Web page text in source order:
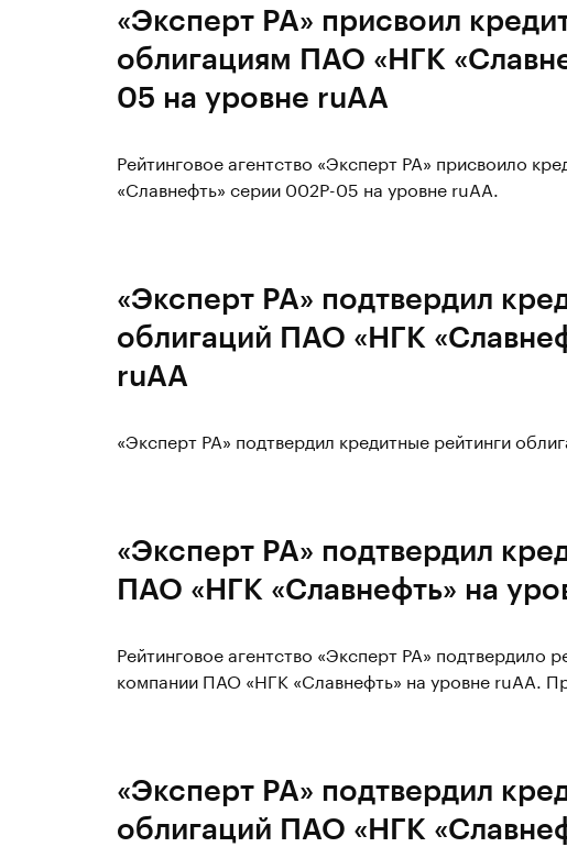
«Эксперт РА» присвоил
облигациям ПАО «НГК
05 на уровне ruAA
Рейтинговое агентство «Эксперт РА» присвоило
«Славнефть» серии 002P-05 на уровне ruAA.
«Эксперт РА» подтвердил
облигаций ПАО «НГК
ruAA
«Эксперт РА» подтвердил кредитные рейтинги
«Эксперт РА» подтвердил
ПАО «НГК «Славнефть» на
Рейтинговое агентство «Эксперт РА» подтвердило
компании ПАО «НГК «Славнефть» на уровне ruAA.
«Эксперт РА» подтвердил
облигаций ПАО «НГК